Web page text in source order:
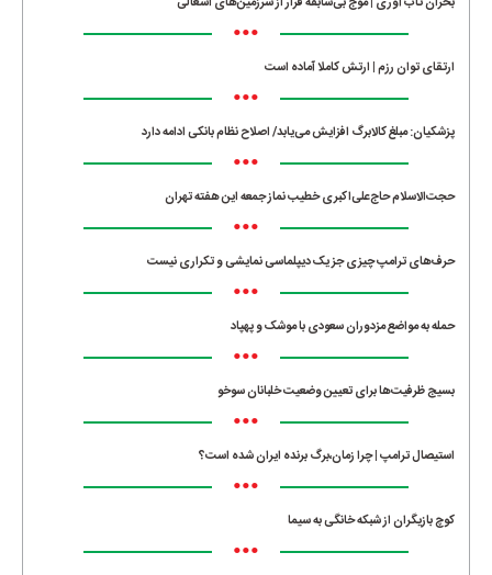
•••
ارتقای توان رزم | ارتش کاملا آماده است
•••
پزشکیان: مبلغ کالابرگ افزایش می‌یابد/ اصلاح نظام بانکی ادامه دارد
•••
حجت‌الاسلام حاج‌علی‌اکبری خطیب نماز جمعه این هفته تهران
•••
حرف‌های ترامپ چیزی جز یک دیپلماسی نمایشی و تکراری نیست
•••
حمله به مواضع مزدوران سعودی با موشک و پهپاد
•••
بسیج ظرفیت‌ها برای تعیین وضعیت خلبانان سوخو
•••
استیصال ترامپ | چرا زمان،برگ برنده ایران شده است؟
•••
کوچ بازیگران از شبکه خانگی به سیما
•••